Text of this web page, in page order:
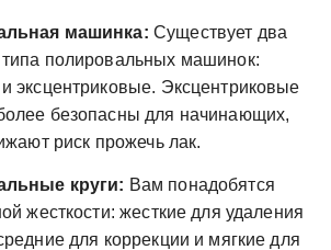
машинка: Существует два
полировальных машинок:
эксцентриковые. Эксцентриковые
безопасны для начинающих,
риск прожечь лак.
круги: Вам понадобятся
жесткости: жесткие для удаления
для коррекции и мягкие для